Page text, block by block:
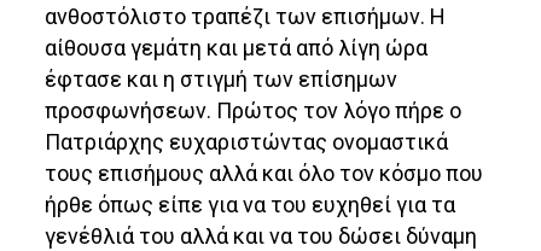
ανθοστόλιστο τραπέζι των επισήμων. Η
αίθουσα γεμάτη και μετά από λίγη ώρα
έφτασε και η στιγμή των επίσημων
προσφωνήσεων. Πρώτος τον λόγο πήρε ο
Πατριάρχης ευχαριστώντας ονομαστικά
τους επισήμους αλλά και όλο τον κόσμο που
ήρθε όπως είπε για να του ευχηθεί για τα
γενέθλιά του αλλά και να του δώσει δύναμη